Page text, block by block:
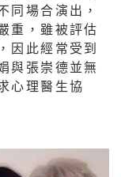
同場合演出，
重，雖被評估
因此經常受到
與張崇德並無
心理醫生協